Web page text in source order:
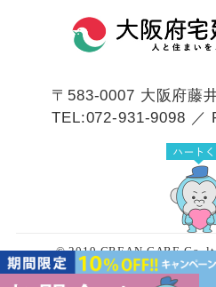
〒583-0007 大阪府藤
TEL:072-931-9098 ／
© 2019 CREAN CARE